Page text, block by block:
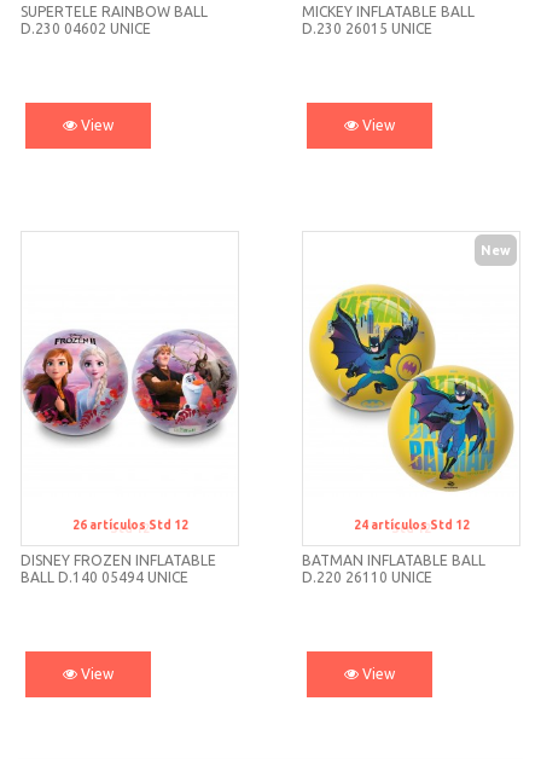
SUPERTELE RAINBOW BALL
D.230 04602 UNICE
View
MICKEY INFLATABLE BALL
D.230 26015 UNICE
View
Std 12
DISNEY FROZEN INFLATABLE
BALL D.140 05494 UNICE
26 artículosStd 12
View
New
Std 12
BATMAN INFLATABLE BALL
D.220 26110 UNICE
24 artículosStd 12
View